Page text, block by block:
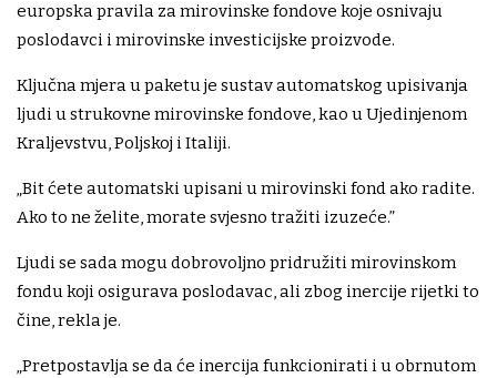
europska pravila za mirovinske fondove koje osnivaju
poslodavci i mirovinske investicijske proizvode.
Ključna mjera u paketu je sustav automatskog upisivanja
ljudi u strukovne mirovinske fondove, kao u Ujedinjenom
Kraljevstvu, Poljskoj i Italiji.
„Bit ćete automatski upisani u mirovinski fond ako radite.
Ako to ne želite, morate svjesno tražiti izuzeće.”
Ljudi se sada mogu dobrovoljno pridružiti mirovinskom
fondu koji osigurava poslodavac, ali zbog inercije rijetki to
čine, rekla je.
„Pretpostavlja se da će inercija funkcionirati i u obrnutom